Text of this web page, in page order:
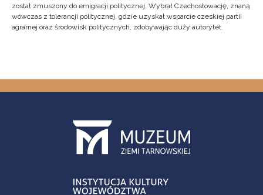
został zmuszony do emigracji politycznej. Wybrał Czechosłowację, znaną
wówczas z tolerancji politycznej, gdzie uzyskał wsparcie czeskiej partii
agrarnej oraz środowisk politycznych, zdobywając duży autorytet.